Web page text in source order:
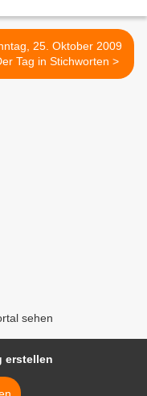
25. Oktober 2009
- Der Tag in Stichworten >
sehen
erstellen